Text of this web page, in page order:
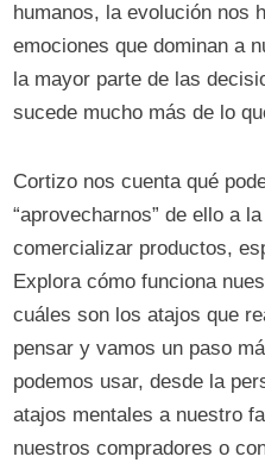
humanos, la evolución nos
emociones que dominan a
la mayor parte de las
sucede mucho más de lo
Cortizo nos cuenta qué
“aprovecharnos” de ello a
comercializar productos,
Explora cómo funciona
cuáles son los atajos que
pensar y vamos un paso
podemos usar, desde la
atajos mentales a nuestro
nuestros compradores o